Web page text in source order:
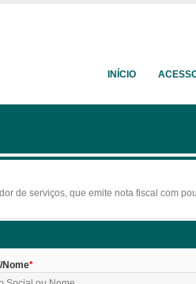
INÍCIO
de serviços, que emite nota fiscal com
Nome